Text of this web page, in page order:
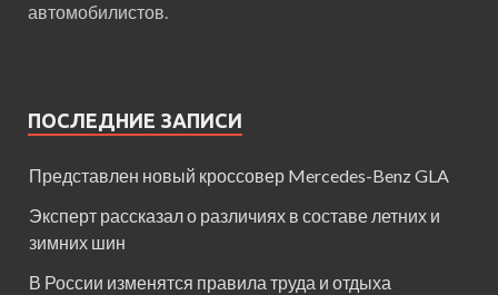
автомобилистов.
ПОСЛЕДНИЕ ЗАПИСИ
Представлен новый кроссовер Mercedes-Benz GLA
Эксперт рассказал о различиях в составе летних и
зимних шин
В России изменятся правила труда и отдыха